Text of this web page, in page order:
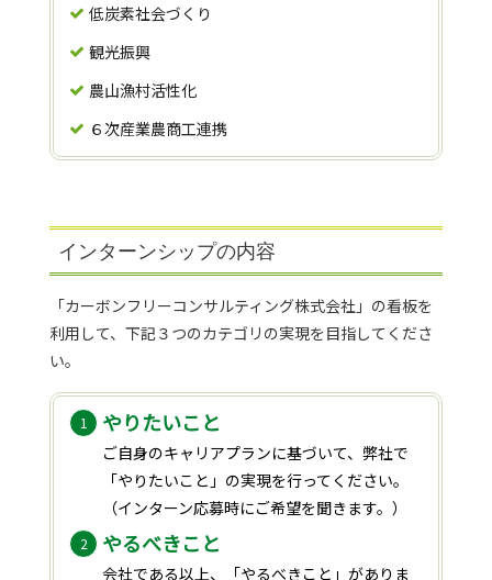
低炭素社会づくり
観光振興
農山漁村活性化
６次産業農商工連携
インターンシップの内容
「カーボンフリーコンサルティング株式会社」の看板を
利用して、下記３つのカテゴリの実現を目指してくださ
い。
やりたいこと
ご自身のキャリアプランに基づいて、弊社で
「やりたいこと」の実現を行ってください。
（インターン応募時にご希望を聞きます。）
やるべきこと
会社である以上、「やるべきこと」がありま